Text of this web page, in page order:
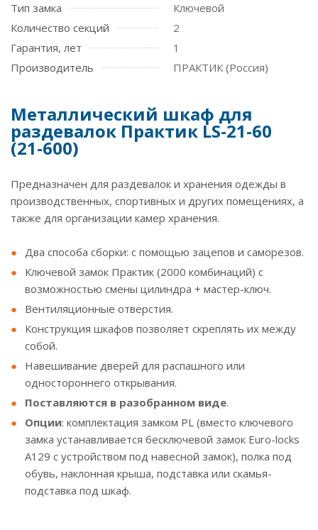
Тип замка
Ключевой
Количество секций
2
Гарантия, лет
1
Производитель
ПРАКТИК (Россия)
Металлический шкаф для
раздевалок Практик LS-21-60
(21-600)
Предназначен для раздевалок и хранения одежды в
производственных, спортивных и других помещениях, а
также для организации камер хранения.
Два способа сборки: с помощью зацепов и саморезов.
Ключевой замок Практик (2000 комбинаций) с
возможностью смены цилиндра + мастер-ключ.
Вентиляционные отверстия.
Конструкция шкафов позволяет скреплять их между
собой.
Навешивание дверей для распашного или
одностороннего открывания.
Поставляются в разобранном виде.
Опции: комплектация замком PL (вместо ключевого
замка устанавливается бесключевой замок Euro-locks
A129 с устройством под навесной замок), полка под
обувь, наклонная крыша, подставка или скамья-
подставка под шкаф.